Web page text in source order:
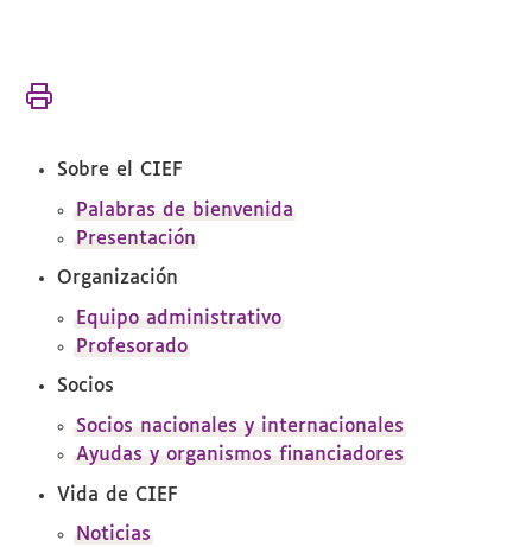
Vous
Accueil
Sobre el CIEF
Palabras de bienvenida
Presentación
Organización
Equipo administrativo
Profesorado
Socios
Socios nacionales y internacionales
Ayudas y organismos financiadores
Vida de CIEF
Noticias